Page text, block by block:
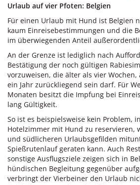
Urlaub auf vier Pfoten: Belgien
Für einen Urlaub mit Hund ist Belgien
kaum Einreisebestimmungen und die
im überwiegenden Anteil
An der Grenze ist lediglich nach
Bestätigung der noch gültigen
vorzuweisen, die älter als vier
ein Jahr zurückliegend sein darf. Für
Monaten besitzt die Impfung bei
lang Gültigkeit.
So ist es beispielsweise kein Problem,
Hotelzimmer mit Hund zu reservieren,
und südlicheren Urlaubsgefilden
Spießrutenlauf geraten kann. Auch
sonstige Ausflugsziele zeigen sich in
hündischen Begleitung gegenüber
verbringt der Vierbeiner den Urlaub